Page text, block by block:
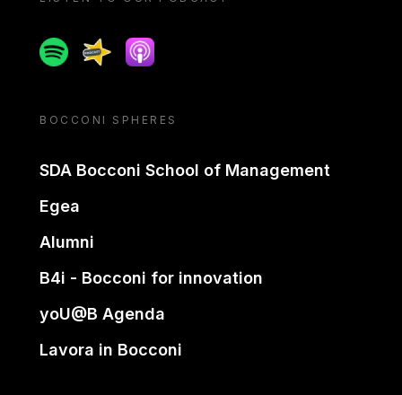
SpotifySpreakerApple podcast
BOCCONI SPHERES
SDA Bocconi School of Management
Egea
Alumni
B4i - Bocconi for innovation
yoU@B Agenda
Lavora in Bocconi